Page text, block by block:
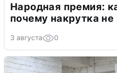
Народная премия:
почему накрутка
3 августа 0